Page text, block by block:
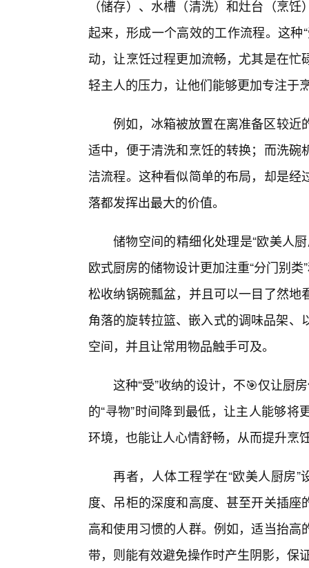
（储存）、水槽（清洗）和灶台（烹
起来，形成一个高效的工作流程。这
动，让烹饪过程更加流畅，尤其是在
轻主人的压力，让他们能够更加专注于
例如，冰箱被放置在离准备区较近
适中，便于清洗和烹饪的转换；而洗
洁流程。这种看似简单的布局，却是
落都发挥出最大的价值。
储物空间的精细化处理是“欧美人
欧式厨房的储物设计更加注重“分门别
松收纳锅碗瓢盆，并且可以一目了然
角落的旋转拉篮、嵌入式的调味品架
空间，并且让常用物品触手可及。
这种“受”收纳的设计，不🎯仅让厨
的“寻物”时间降到最低，让主人能够
环境，也能让人心情舒畅，从而提升烹
再者，人体工程学在“欧美人厨房
度、吊柜的深度和高度、甚至开关插
高和使用习惯的人群。例如，适当抬
带，则能有效避免操作时产生阴影，保